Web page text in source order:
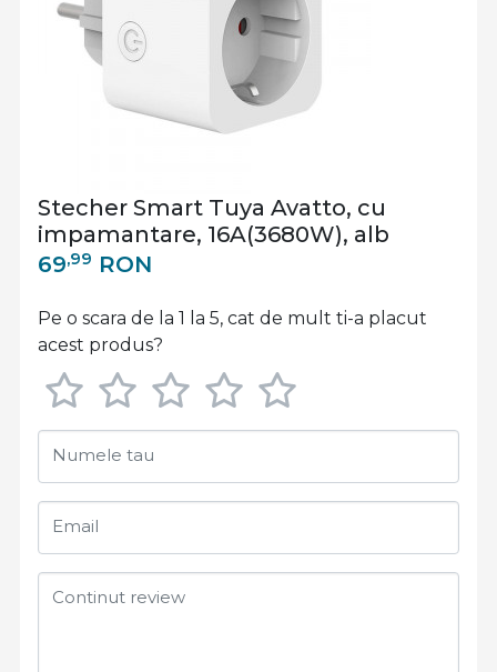
Stecher Smart Tuya Avatto, cu
impamantare, 16A(3680W), alb
69,99 RON
Pe o scara de la 1 la 5, cat de mult ti-a placut
acest produs?
Numele tau
Email
Continut review